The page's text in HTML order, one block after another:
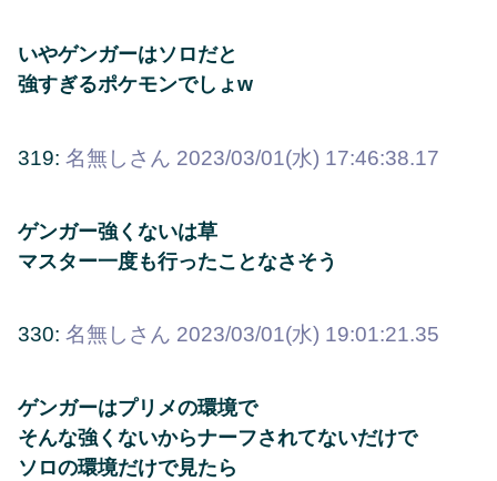
いやゲンガーはソロだと
強すぎるポケモンでしょw
319: 名無しさん 2023/03/01(水) 17:46:38.17
ゲンガー強くないは草
マスター一度も行ったことなさそう
330: 名無しさん 2023/03/01(水) 19:01:21.35
ゲンガーはプリメの環境で
そんな強くないからナーフされてないだけで
ソロの環境だけで見たら